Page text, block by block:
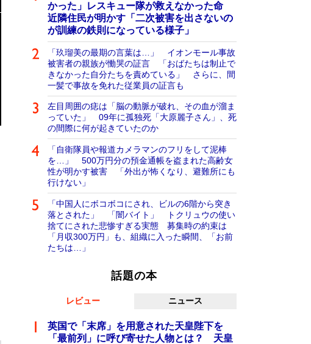
かった」レスキュー隊が救えなかった命
近隣住民が明かす「二次被害を出さないの
が訓練の鉄則になっている様子」
「玖瑠美の最期の言葉は…」 イオンモール事故
被害者の親族が慟哭の証言 「おばたちは制止で
きなかった自分たちを責めている」 さらに、間
一髪で事故を免れた従業員の証言も
左目周囲の痣は「脳の動脈が破れ、その血が溜ま
っていた」 09年に孤独死「大原麗子さん」、死
の間際に何が起きていたのか
「自衛隊員や報道カメラマンのフリをして泥棒
を…」 500万円分の預金通帳を盗まれた高齢女
性が明かす被害 「外出が怖くなり、避難所にも
行けない」
「中国人にボコボコにされ、ビルの6階から突き
落とされた」 「闇バイト」 トクリュウの使い
捨てにされた悲惨すぎる実態 募集時の約束は
「月収300万円」も、組織に入った瞬間、「お前
たちは…」
話題の本
レビュー ニュース
英国で「末席」を用意された天皇陛下を
「最前列」に呼び寄せた人物とは？ 天皇